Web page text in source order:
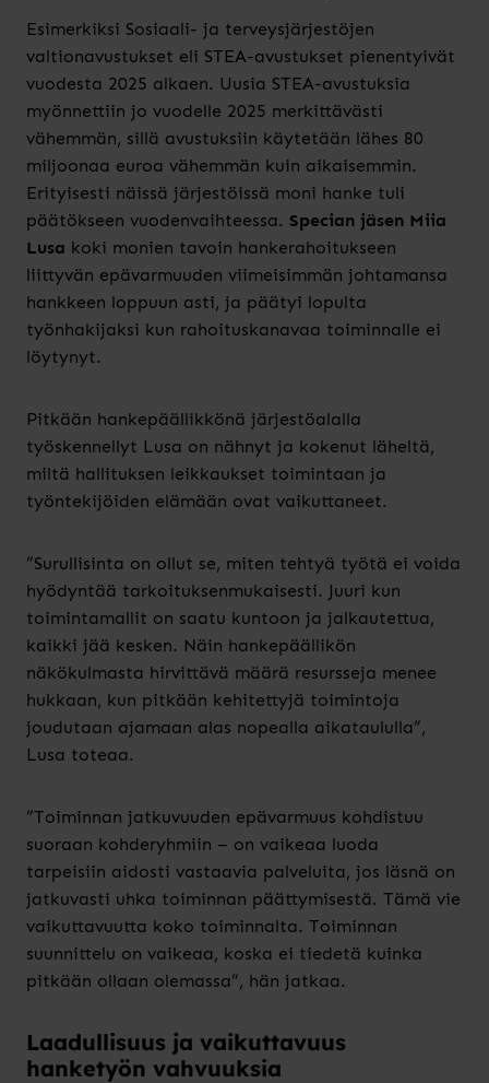
Esimerkiksi Sosiaali- ja terveysjärjestöjen
valtionavustukset eli STEA-avustukset pienentyivät
vuodesta 2025 alkaen. Uusia STEA-avustuksia
myönnettiin jo vuodelle 2025 merkittävästi
vähemmän, sillä avustuksiin käytetään lähes 80
miljoonaa euroa vähemmän kuin aikaisemmin.
Erityisesti näissä järjestöissä moni hanke tuli
päätökseen vuodenvaihteessa. Specian jäsen Miia
Lusa koki monien tavoin hankerahoitukseen
liittyvän epävarmuuden viimeisimmän johtamansa
hankkeen loppuun asti, ja päätyi lopulta
työnhakijaksi kun rahoituskanavaa toiminnalle ei
löytynyt.
Pitkään hankepäällikkönä järjestöalalla
työskennellyt Lusa on nähnyt ja kokenut läheltä,
miltä hallituksen leikkaukset toimintaan ja
työntekijöiden elämään ovat vaikuttaneet.
”Surullisinta on ollut se, miten tehtyä työtä ei voida
hyödyntää tarkoituksenmukaisesti. Juuri kun
toimintamallit on saatu kuntoon ja jalkautettua,
kaikki jää kesken. Näin hankepäällikön
näkökulmasta hirvittävä määrä resursseja menee
hukkaan, kun pitkään kehitettyjä toimintoja
joudutaan ajamaan alas nopealla aikataululla”,
Lusa toteaa.
”Toiminnan jatkuvuuden epävarmuus kohdistuu
suoraan kohderyhmiin – on vaikeaa luoda
tarpeisiin aidosti vastaavia palveluita, jos läsnä on
jatkuvasti uhka toiminnan päättymisestä. Tämä vie
vaikuttavuutta koko toiminnalta. Toiminnan
suunnittelu on vaikeaa, koska ei tiedetä kuinka
pitkään ollaan olemassa”, hän jatkaa.
Laadullisuus ja vaikuttavuus
hanketyön vahvuuksia